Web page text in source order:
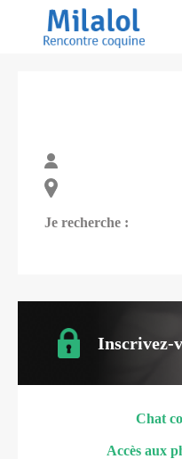
Je recherche :
Inscrivez-
Chat
Accès aux